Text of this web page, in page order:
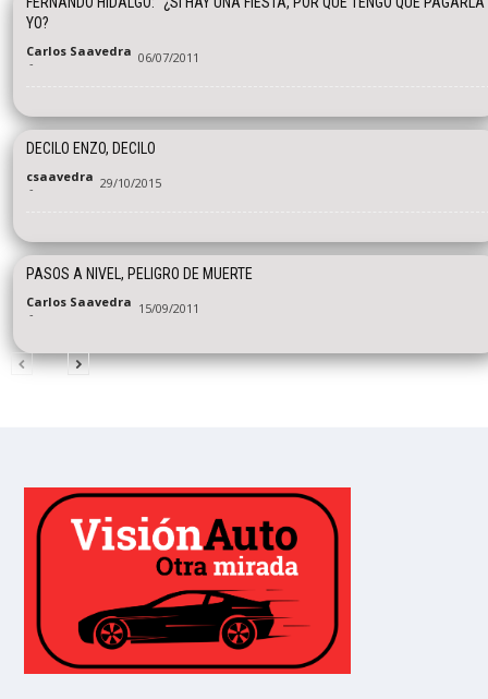
YO?
Carlos Saavedra
- 06/07/2011
DECILO ENZO, DECILO
csaavedra
- 29/10/2015
PASOS A NIVEL, PELIGRO DE MUERTE
Carlos Saavedra
- 15/09/2011